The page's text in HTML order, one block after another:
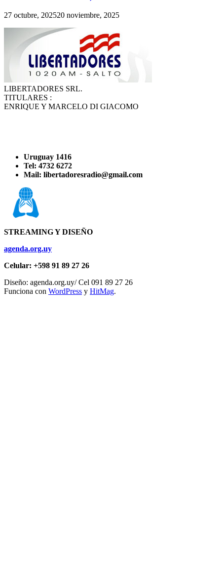
27 octubre, 202520 noviembre, 2025
LIBERTADORES SRL.
TITULARES :
ENRIQUE Y MARCELO DI GIACOMO
Uruguay 1416
Tel: 4732 6272
Mail: libertadoresradio@gmail.com
STREAMING Y DISEÑO
agenda.org.uy
Celular: +598 91 89 27 26
Diseño: agenda.org.uy/ Cel 091 89 27 26
Funciona con WordPress y HitMag.